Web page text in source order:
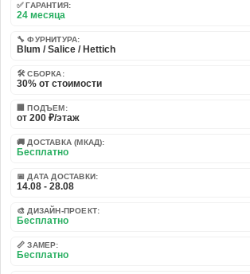
✅ ГАРАНТИЯ:
24 месяца
🔧 ФУРНИТУРА:
Blum / Salice / Hettich
🛠️ СБОРКА:
30% от стоимости
🏢 ПОДЪЕМ:
от 200 ₽/этаж
🚚 ДОСТАВКА (МКАД):
Бесплатно
📅 ДАТА ДОСТАВКИ:
14.08 - 28.08
🎨 ДИЗАЙН-ПРОЕКТ:
Бесплатно
📏 ЗАМЕР:
Бесплатно